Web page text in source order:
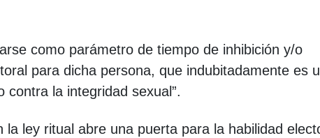
como parámetro de tiempo de inhibición y/o
para dicha persona, que indubitadamente es
la integridad sexual”.
la ley ritual abre una puerta para la habilidad